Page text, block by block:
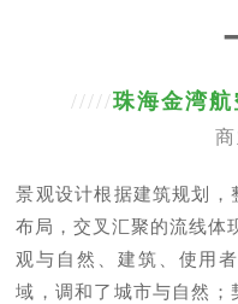
/////珠海金湾
景观设计根据建筑规划，
布局，交叉汇聚的流线体
观与自然、建筑、使用
域，调和了城市与自然